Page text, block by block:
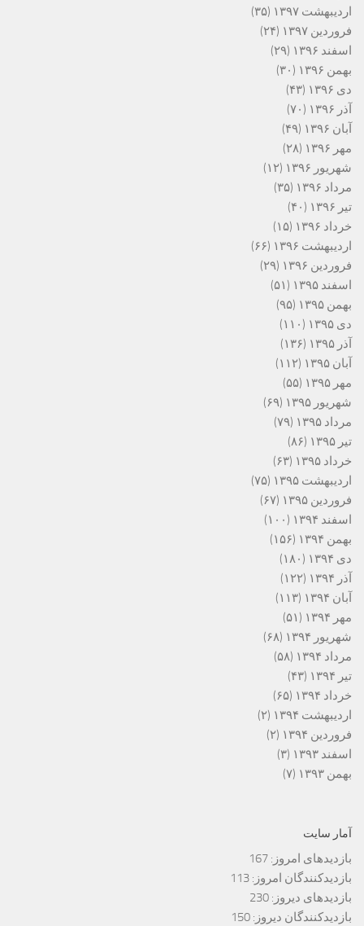
اردیبهشت ۱۳۹۷
(۳۵)
فروردین ۱۳۹۷
(۲۴)
اسفند ۱۳۹۶
(۲۹)
بهمن ۱۳۹۶
(۳۰)
دی ۱۳۹۶
(۴۳)
آذر ۱۳۹۶
(۷۰)
آبان ۱۳۹۶
(۴۹)
مهر ۱۳۹۶
(۲۸)
شهریور ۱۳۹۶
(۱۲)
مرداد ۱۳۹۶
(۳۵)
تیر ۱۳۹۶
(۴۰)
خرداد ۱۳۹۶
(۱۵)
اردیبهشت ۱۳۹۶
(۶۶)
فروردین ۱۳۹۶
(۲۹)
اسفند ۱۳۹۵
(۵۱)
بهمن ۱۳۹۵
(۹۵)
دی ۱۳۹۵
(۱۱۰)
آذر ۱۳۹۵
(۱۳۶)
آبان ۱۳۹۵
(۱۱۲)
مهر ۱۳۹۵
(۵۵)
شهریور ۱۳۹۵
(۶۹)
مرداد ۱۳۹۵
(۷۹)
تیر ۱۳۹۵
(۸۶)
خرداد ۱۳۹۵
(۶۳)
اردیبهشت ۱۳۹۵
(۷۵)
فروردین ۱۳۹۵
(۶۷)
اسفند ۱۳۹۴
(۱۰۰)
بهمن ۱۳۹۴
(۱۵۶)
دی ۱۳۹۴
(۱۸۰)
آذر ۱۳۹۴
(۱۲۲)
آبان ۱۳۹۴
(۱۱۳)
مهر ۱۳۹۴
(۵۱)
شهریور ۱۳۹۴
(۶۸)
مرداد ۱۳۹۴
(۵۸)
تیر ۱۳۹۴
(۴۳)
خرداد ۱۳۹۴
(۶۵)
اردیبهشت ۱۳۹۴
(۲)
فروردین ۱۳۹۴
(۲)
اسفند ۱۳۹۳
(۳)
بهمن ۱۳۹۳
(۷)
آمار سایت
بازدیدهای امروز: 167
بازدیدکنندگان امروز: 113
بازدیدهای دیروز: 230
بازدیدکنندگان دیروز: 150